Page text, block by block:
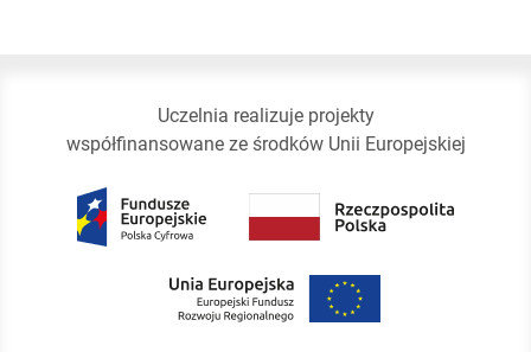
Uczelnia realizuje projekty
współfinansowane ze środków Unii Europejskiej